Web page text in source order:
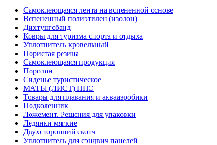
Самоклеющаяся лента на вспененной основе
Вспененный полиэтилен (изолон)
Дихтунгсбанд
Ковры для туризма спорта и отдыха
Уплотнитель кровельный
Пористая резина
Самоклеющаяся продукция
Поролон
Сиденье туристическое
МАТЫ (ЛИСТ) ППЭ
Товары для плавания и аквааэробики
Подколенник
Ложемент. Решения для упаковки
Ледянки мягкие
Двухсторонний скотч
Уплотнитель для сэндвич панелей